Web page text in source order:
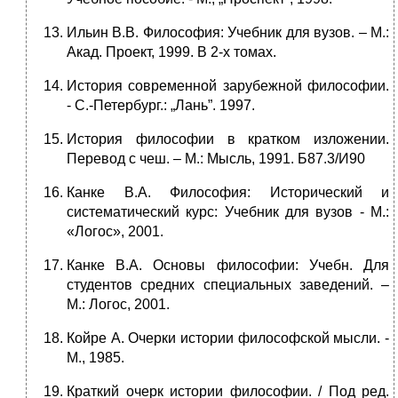
Ильин В.В. Философия: Учебник для вузов. – М.:
Акад. Проект, 1999. В 2-х томах.
История современной зарубежной философии.
- С.-Петербург.: „Лань”. 1997.
История философии в кратком изложении.
Перевод с чеш. – М.: Мысль, 1991. Б87.3/И90
Канке В.А. Философия: Исторический и
систематический курс: Учебник для вузов - М.:
«Логос», 2001.
Канке В.А. Основы философии: Учебн. Для
студентов средних специальных заведений. –
М.: Логос, 2001.
Койре А. Очерки истории философской мысли. -
М., 1985.
Краткий очерк истории философии. / Под ред.